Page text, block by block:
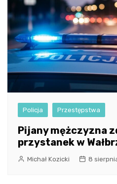
Policja Przestępstwa
Pijany mężczyzna
przystanek w
Michał Kozicki 8